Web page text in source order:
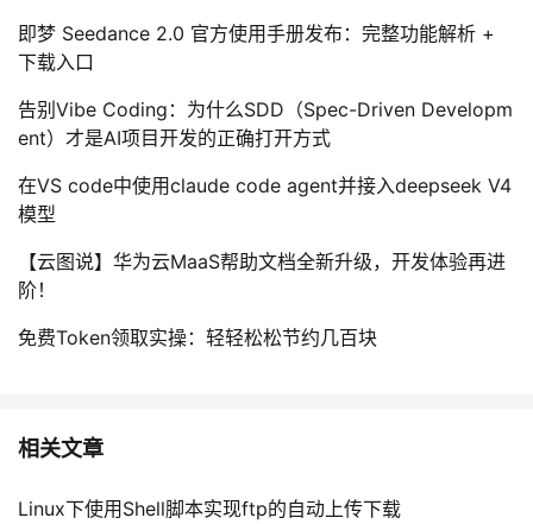
即梦 Seedance 2.0 官方使用手册发布：完整功能解析 +
下载入口
告别Vibe Coding：为什么SDD（Spec-Driven Developm
ent）才是AI项目开发的正确打开方式
在VS code中使用claude code agent并接入deepseek V4
模型
【云图说】华为云MaaS帮助文档全新升级，开发体验再进
阶！
免费Token领取实操：轻轻松松节约几百块
相关文章
Linux下使用Shell脚本实现ftp的自动上传下载